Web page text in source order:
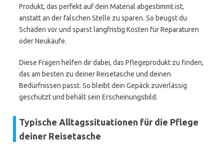
Produkt, das perfekt auf dein Material abgestimmt ist,
anstatt an der falschen Stelle zu sparen. So beugst du
Schäden vor und sparst langfristig Kosten für Reparaturen
oder Neukäufe.
Diese Fragen helfen dir dabei, das Pflegeprodukt zu finden,
das am besten zu deiner Reisetasche und deinen
Bedürfnissen passt. So bleibt dein Gepäck zuverlässig
geschützt und behält sein Erscheinungsbild.
Typische Alltagssituationen für die Pflege
deiner Reisetasche